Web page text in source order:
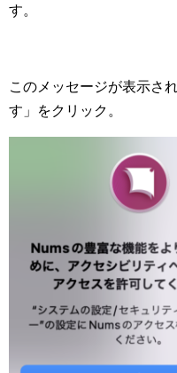
す。
このメッセージが表示さ
す」をクリック。